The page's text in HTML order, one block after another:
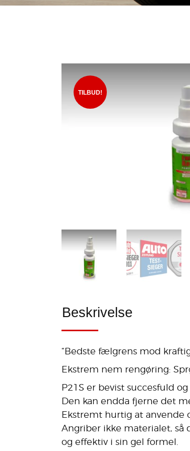
TILBUD!
Beskrivelse
“Bedste fælgrens mod
Ekstrem nem rengøring:
P21S er bevist succesfuld
Den kan endda fjerne det
Ekstremt hurtig at anvende
Angriber ikke materialet, så
og effektiv i sin gel formel.